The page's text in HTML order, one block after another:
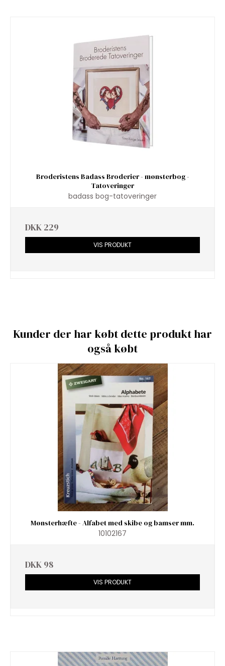
Broderistens Badass Broderier - mønsterbog -
Tatoveringer
badass bog-tatoveringer
DKK 229
VIS PRODUKT
Kunder der har købt dette produkt har
også købt
Mønsterhæfte - Alfabet med skibe og bamser mm.
10102167
DKK 98
VIS PRODUKT